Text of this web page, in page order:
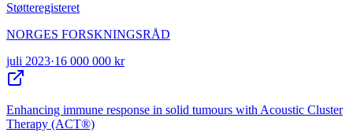
Støtteregisteret
NORGES FORSKNINGSRÅD
juli 2023·16 000 000 kr
Enhancing immune response in solid tumours with Acoustic Cluster
Therapy (ACT®)